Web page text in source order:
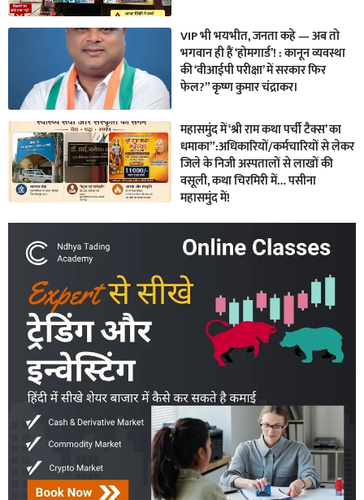
VIP भी भयभीत, जनता कहे — अब तो
भगवान ही हैं ‘होमगार्ड’! : कानून व्यवस्था
की ‘वीआईपी परीक्षा’ में सरकार फिर
फेल?” कृष्ण कुमार चंद्राकर।
महासमुंद में ‘श्री राम कथा पर्ची टैक्स’ का
धमाका”:अधिकारियों/कर्मचारियों से लेकर
जिले के निजी अस्पतालों से लाखों की
वसूली, कथा चिरमिरी में… पसीना
महासमुंद में!